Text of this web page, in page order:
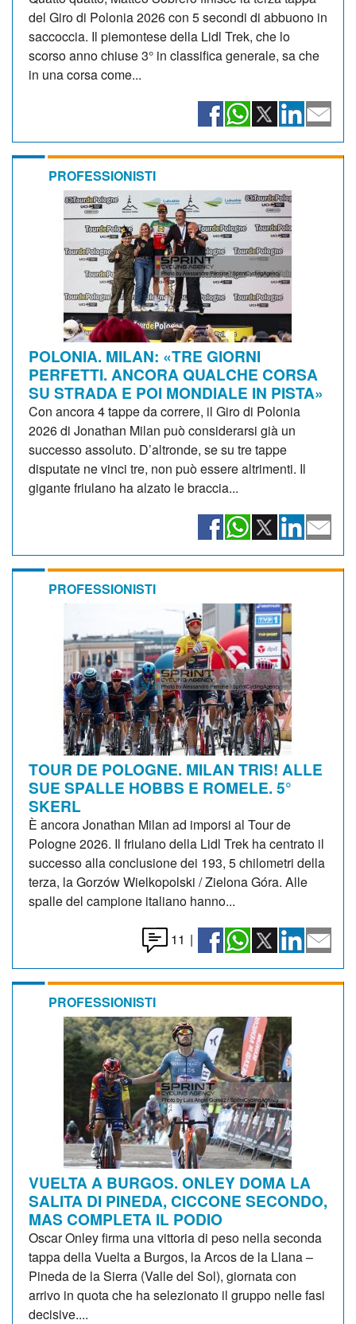
del Giro di Polonia 2026 con 5 secondi di abbuono in
saccoccia. Il piemontese della Lidl Trek, che lo
scorso anno chiuse 3° in classifica generale, sa che
in una corsa come...
PROFESSIONISTI
POLONIA. MILAN: «TRE GIORNI
PERFETTI. ANCORA QUALCHE CORSA
SU STRADA E POI MONDIALE IN PISTA»
Con ancora 4 tappe da correre, il Giro di Polonia
2026 di Jonathan Milan può considerarsi già un
successo assoluto. D’altronde, se su tre tappe
disputate ne vinci tre, non può essere altrimenti. Il
gigante friulano ha alzato le braccia...
PROFESSIONISTI
TOUR DE POLOGNE. MILAN TRIS! ALLE
SUE SPALLE HOBBS E ROMELE. 5°
SKERL
È ancora Jonathan Milan ad imporsi al Tour de
Pologne 2026. Il friulano della Lidl Trek ha centrato il
successo alla conclusione dei 193, 5 chilometri della
terza, la Gorzów Wielkopolski / Zielona Góra. Alle
spalle del campione italiano hanno...
11 |
PROFESSIONISTI
VUELTA A BURGOS. ONLEY DOMA LA
SALITA DI PINEDA, CICCONE SECONDO,
MAS COMPLETA IL PODIO
Oscar Onley firma una vittoria di peso nella seconda
tappa della Vuelta a Burgos, la Arcos de la Llana –
Pineda de la Sierra (Valle del Sol), giornata con
arrivo in quota che ha selezionato il gruppo nelle fasi
decisive....